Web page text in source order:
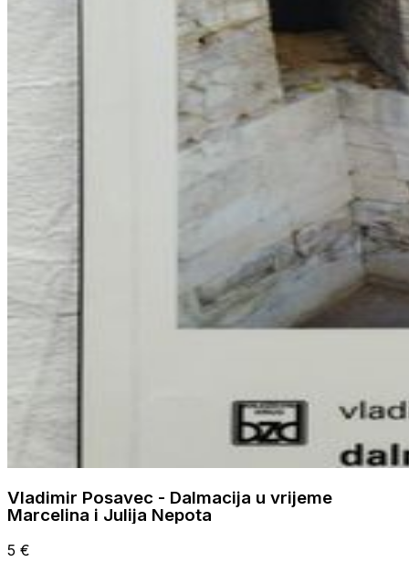
Vladimir Posavec - Dalmacija u vrijeme
Marcelina i Julija Nepota
5 €